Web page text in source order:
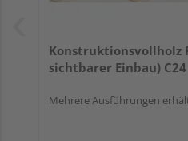
Konstruktionsvollholz
sichtbarer Einbau) C24
Mehrere Ausführungen